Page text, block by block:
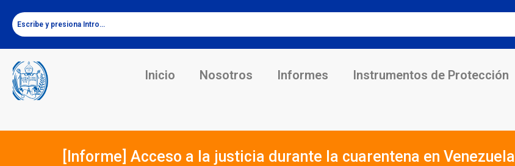
Inicio Nosotros Informes Instrumentos de Protección
[Informe] Acceso a la justicia durante la cuarentena en Venezuela